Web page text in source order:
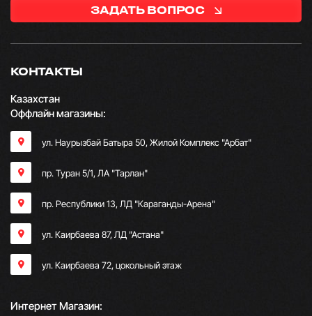
КОНТАКТЫ
Казахстан
Оффлайн магазины:
ул. Наурызбай Батыра 50, Жилой Комплекс "Арбат"
пр. Туран 5/1, ЛА "Тарлан"
пр. Республики 13, ​ЛД "Караганды-Арена"
ул. Каирбаева 87, ЛД "Астана"
ул. Каирбаева 72, цокольный этаж
Интернет Магазин:
ЗАДАТЬ ВОПРОС